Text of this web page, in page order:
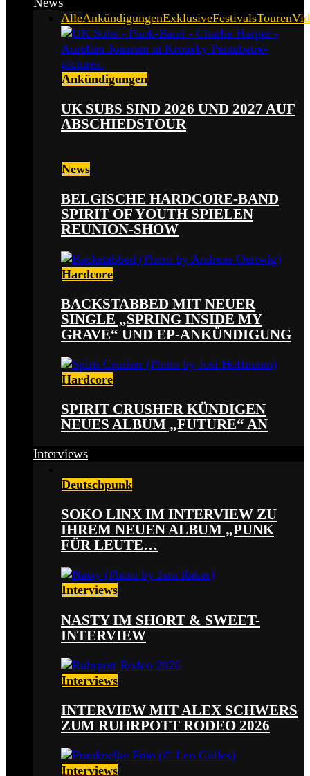
AlleAnkündigungenExklusiveFestivalsTouren
Ankündigungen
UK SUBS SIND 2026 UND 2027 AUF
ABSCHIEDSTOUR
News
BELGISCHE HARDCORE-BAND
SPIRIT OF YOUTH SPIELEN
REUNION-SHOW
Hardcore
BACKSTABBED MIT NEUER
SINGLE „SPRING INSIDE MY
GRAVE“ UND EP-ANKÜNDIGUNG
Hardcore
SPIRIT CRUSHER KÜNDIGEN
NEUES ALBUM „FUTURE“ AN
Interviews
Deutschpunk
SOKO LINX IM INTERVIEW ZU
IHREM NEUEN ALBUM „PUNK
FÜR LEUTE…
Interviews
NASTY IM SHORT & SWEET-
INTERVIEW
Interviews
INTERVIEW MIT ALEX SCHWERS
ZUM RUHRPOTT RODEO 2026
Interviews